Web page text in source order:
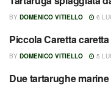
RITROVAMENTI TARTARUGHE
BY DOMENICO VITIELLO 6
RITROVAMENTI TARTARUGHE
Piccola Caretta
BY DOMENICO VITIELLO 5
RITROVAMENTI TARTARUGHE
Due tartarughe